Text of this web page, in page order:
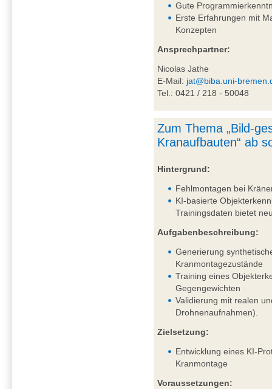
Gute
Erste Erfahrungen mit
Konzepten
Ansprechpartner:
Nicolas Jathe
E-Mail: jat@biba.uni-
Tel.: 0421 / 218 - 50048
Zum Thema „Bild-
Kranaufbauten“ ab
Hintergrund:
Fehlmontagen bei
KI-basierte
Trainingsdaten bietet
Aufgabenbeschreibung:
Generierung
Kranmontagezustände
Training eines
Gegengewichten
Validierung mit realen
Drohnenaufnahmen).
Zielsetzung:
Entwicklung eines KI-
Kranmontage
Voraussetzungen: